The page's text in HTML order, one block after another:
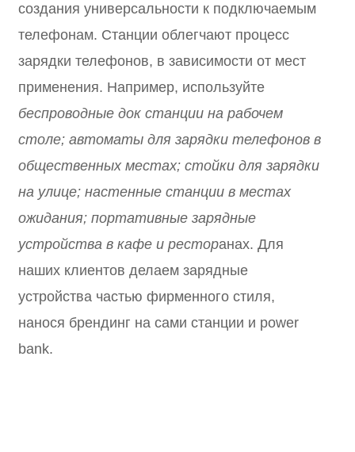
создания универсальности к подключаемым
телефонам. Станции облегчают процесс
зарядки телефонов, в зависимости от мест
применения. Например, используйте
беспроводные док станции на рабочем
столе; автоматы для зарядки телефонов в
общественных местах; стойки для зарядки
на улице; настенные станции в местах
ожидания; портативные зарядные
устройства в кафе и ресторанах. Для
наших клиентов делаем зарядные
устройства частью фирменного стиля,
нанося брендинг на сами станции и power
bank.